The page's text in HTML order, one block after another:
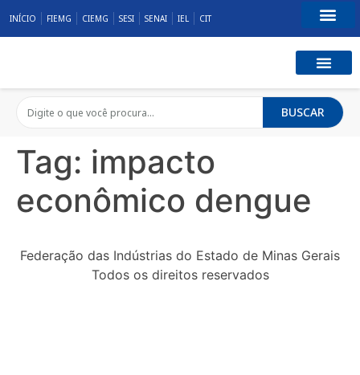
INÍCIO FIEMG CIEMG SESI SENAI IEL CIT
BUSCAR
Tag: impacto
econômico dengue
Federação das Indústrias do Estado de Minas Gerais
Todos os direitos reservados